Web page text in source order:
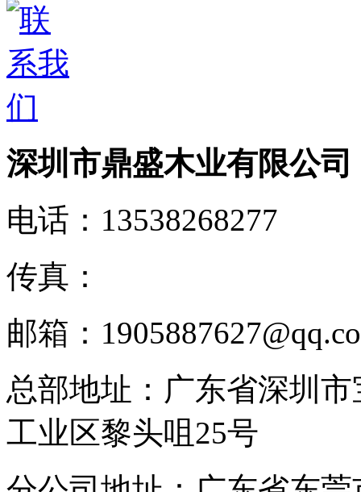
深圳市鼎盛木业有限公司
电话： 13538268277
传真：
邮箱：
总部地址： 广东省深圳
工业区黎头咀25号